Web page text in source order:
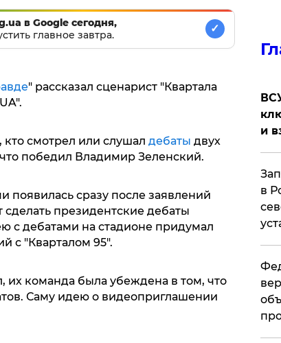
в Google сегодня,
главное завтра.
✓
" рассказал сценарист "Квартала
кто смотрел или слушал дебаты двух
победил Владимир Зеленский.
появилась сразу после заявлений
президентские дебаты
с дебатами на стадионе придумал
с "Кварталом 95".
их команда была убеждена в том, что
Саму идею о видеоприглашении
и
в